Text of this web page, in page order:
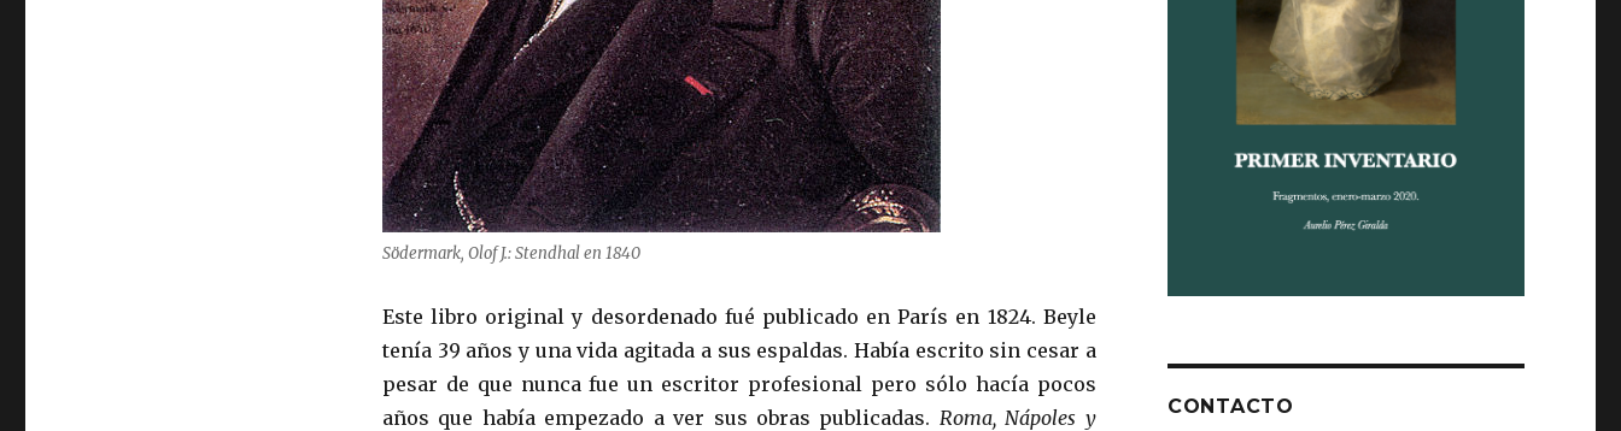
Södermark, Olof J.: Stendhal en 1840
Este libro original y desordenado fué publicado en París en 1824. Beyle
tenía 39 años y una vida agitada a sus espaldas. Había escrito sin cesar a
pesar de que nunca fue un escritor profesional pero sólo hacía pocos
años que había empezado a ver sus obras publicadas. Roma, Nápoles y
CONTACTO